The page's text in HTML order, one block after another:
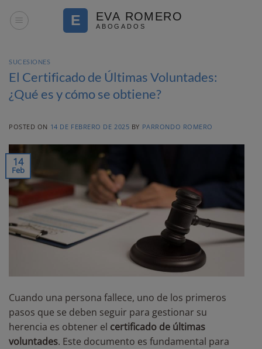
SUCESIONES
El Certificado de Últimas Voluntades:
¿Qué es y cómo se obtiene?
POSTED ON 14 DE FEBRERO DE 2025 BY PARRONDO ROMERO
14
Feb
Cuando una persona fallece, uno de los primeros
pasos que se deben seguir para gestionar su
herencia es obtener el certificado de últimas
voluntades. Este documento es fundamental para